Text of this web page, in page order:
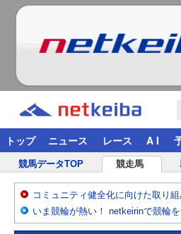
トップ ニュース レース A I
競馬データTOP 競走馬
コミュニティ健全化に向けた取り
いま競輪が熱い！ netkeirinで競輪